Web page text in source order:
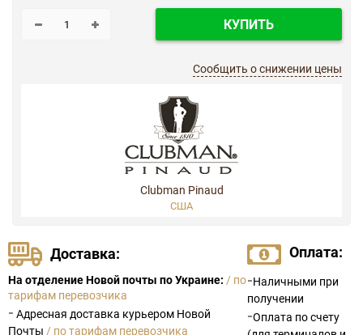
КУПИТЬ
Сообщить о снижении цены
Clubman Pinaud
США
Доставка:
На отделение Новой почты по Украине: / по
тарифам перевозчика
- Адресная доставка курьером Новой
Почты / по тарифам перевозчика
Оплата:
-Наличными при
получении
-Оплата по счету